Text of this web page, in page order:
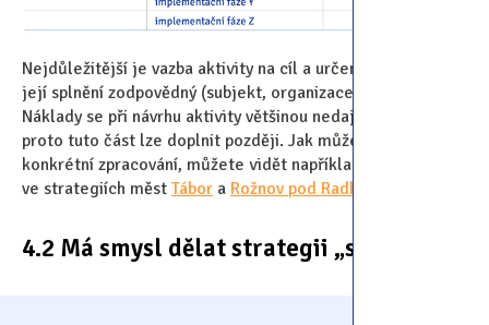
Nejdůležitější je vazba aktivity na cíl a určení, kdo je za
její splnění zodpovědný (subjekt, organizace apod.).
Náklady se při návrhu aktivity většinou nedají odhadnout,
proto tuto část lze doplnit později. Jak může vypadat
konkrétní zpracování, můžete vidět například
ve strategiích měst Tábor a Rožnov pod Radhoštěm
4.2 Má smysl dělat strategii „společně”?